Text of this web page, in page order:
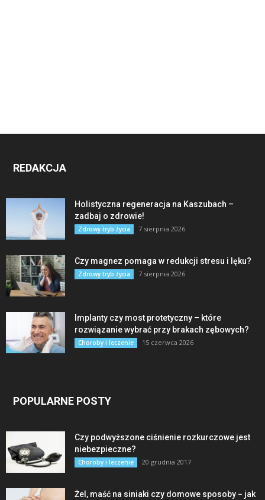
REDAKCJA
Holistyczna regeneracja na Kaszubach –
zadbaj o zdrowie!
Zdrowy tryb życia 7 sierpnia 2026
Czy magnez pomaga w redukcji stresu i lęku?
Zdrowy tryb życia 7 sierpnia 2026
Implanty czy most protetyczny – które
rozwiązanie wybrać przy brakach zębowych?
Choroby i leczenie 15 czerwca 2026
POPULARNE POSTY
Czy podwyższone ciśnienie rozkurczowe jest
niebezpieczne?
Choroby i leczenie 20 grudnia 2017
Żel, maść na siniaki czy domowe sposoby − jak